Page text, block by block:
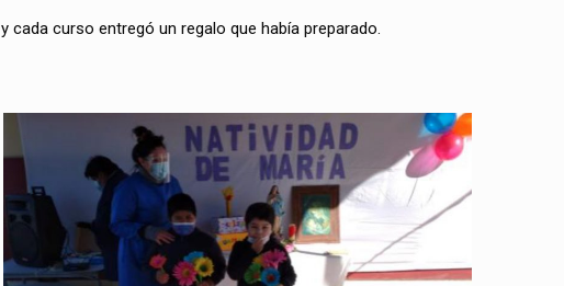
y cada curso entregó un regalo que había preparado.